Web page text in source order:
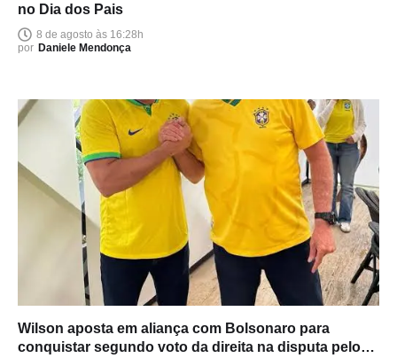
no Dia dos Pais
8 de agosto às 16:28h
por Daniele Mendonça
Wilson aposta em aliança com Bolsonaro para
conquistar segundo voto da direita na disputa pelo